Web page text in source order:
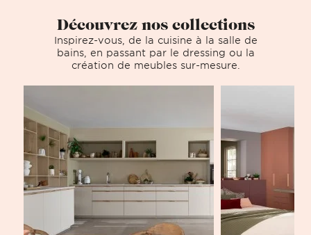
Découvrez nos collections
Inspirez-vous, de la cuisine à la salle de
bains, en passant par le dressing ou la
création de meubles sur-mesure.